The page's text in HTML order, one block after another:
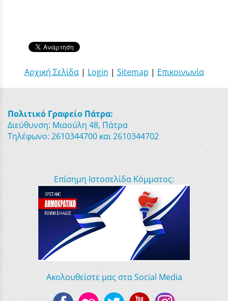
Αρχική Σελίδα| Login | Sitemap | Επικοινωνία
Πολιτικό Γραφείο Πάτρα:
Διεύθυνση: Μιαούλη 48, Πάτρα
Τηλέφωνο: 2610344700 και 2610344702
Επίσημη Ιστοσελίδα Κόμματος:
Ακολουθείστε μας στα Social Media